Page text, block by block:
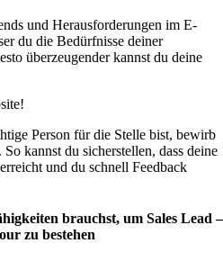
und Herausforderungen im E-
du die Bedürfnisse deiner
überzeugender kannst du deine
Person für die Stelle bist, bewirb
kannst du sicherstellen, dass deine
und du schnell Feedback
brauchst, um Sales Lead –
zu bestehen